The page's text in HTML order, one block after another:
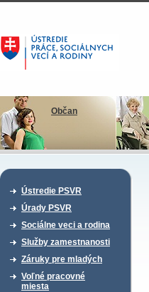
Občan
Ústredie PSVR
Úrady PSVR
Sociálne veci a rodina
Služby zamestnanosti
Záruky pre mladých
Voľné pracovné
miesta